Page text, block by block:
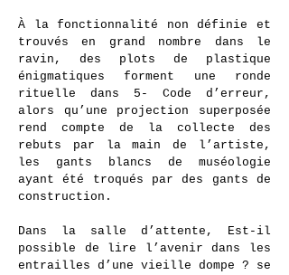
À la fonctionnalité non définie et
trouvés en grand nombre dans le
ravin, des plots de plastique
énigmatiques forment une ronde
rituelle dans 5- Code d’erreur,
alors qu’une projection superposée
rend compte de la collecte des
rebuts par la main de l’artiste,
les gants blancs de muséologie
ayant été troqués par des gants de
construction.
Dans la salle d’attente, Est-il
possible de lire l’avenir dans les
entrailles d’une vieille dompe ? se